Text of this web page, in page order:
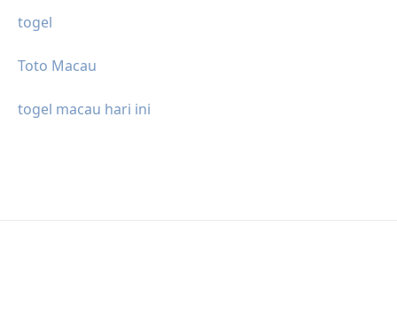
togel
Toto Macau
togel macau hari ini